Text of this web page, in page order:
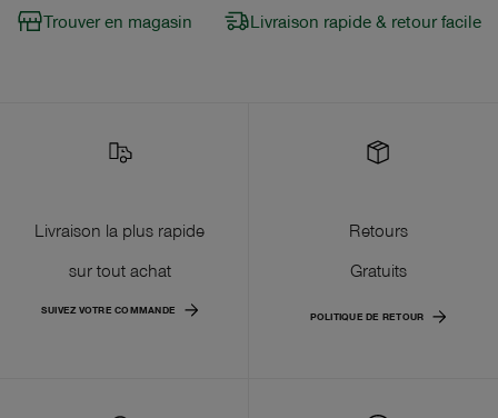
Trouver en magasin Livraison rapide & retour facile
Livraison la plus rapide
sur tout achat
SUIVEZ VOTRE COMMANDE
Retours
Gratuits
POLITIQUE DE RETOUR